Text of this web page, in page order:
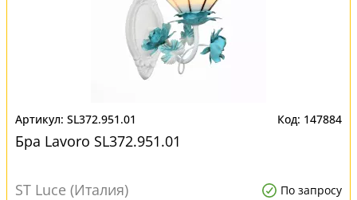
SL372.951.01 147884
Бра Lavoro SL372.951.01
ST Luce (Италия) По запросу